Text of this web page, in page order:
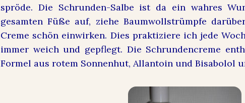
spröde. Die Schrunden-Salbe ist da ein wahres
gesamten Füße auf, ziehe Baumwollstrümpfe
Creme schön einwirken. Dies praktiziere ich jede
immer weich und gepflegt. Die Schrundencreme
Formel aus rotem Sonnenhut, Allantoin und Bisabolol